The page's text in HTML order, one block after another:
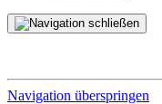
Navigation überspringen